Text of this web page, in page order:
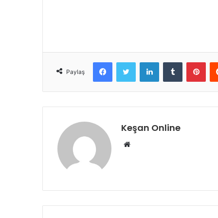
Paylaş
FacebookTwitter LinkedInTumblr
Keşan Online
Web